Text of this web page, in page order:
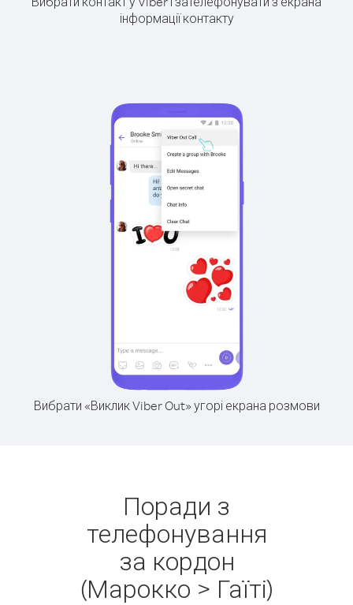
інформації контакту
Вибрати «Виклик Viber Out» угорі екрана розмови
Поради з
телефонування
за кордон
(Марокко > Гаїті)